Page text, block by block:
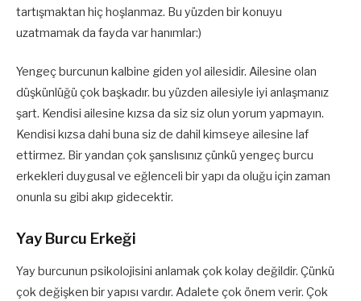
tartışmaktan hiç hoşlanmaz. Bu yüzden bir konuyu
uzatmamak da fayda var hanımlar:)
Yengeç burcunun kalbine giden yol ailesidir. Ailesine olan
düşkünlüğü çok başkadır. bu yüzden ailesiyle iyi anlaşmanız
şart. Kendisi ailesine kızsa da siz siz olun yorum yapmayın.
Kendisi kızsa dahi buna siz de dahil kimseye ailesine laf
ettirmez. Bir yandan çok şanslısınız çünkü yengeç burcu
erkekleri duygusal ve eğlenceli bir yapı da oluğu için zaman
onunla su gibi akıp gidecektir.
Yay Burcu Erkeği
Yay burcunun psikolojisini anlamak çok kolay değildir. Çünkü
çok değişken bir yapısı vardır. Adalete çok önem verir. Çok